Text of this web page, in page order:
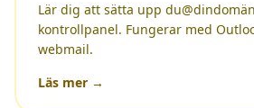
Lär dig att sätta upp
kontrollpanel. Fungerar med
webmail.
Läs mer →